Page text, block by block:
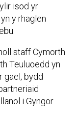
isod yr
y rhaglen
staff Cymorth
Teuluoedd yn
gael, bydd
i Gyngor